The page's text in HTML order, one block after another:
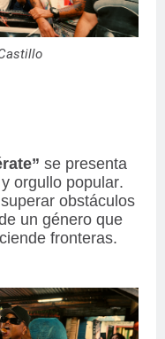
se presenta
orgullo popular.
obstáculos
un género que
fronteras.